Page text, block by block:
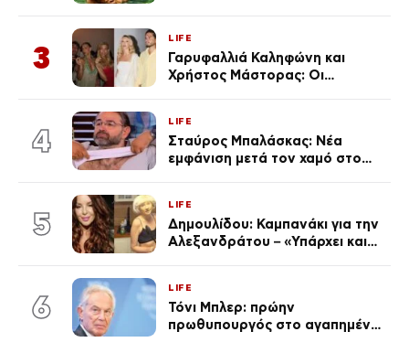
3
LIFE
Γαρυφαλλιά Καληφώνη και
Χρήστος Μάστορας: Οι
απαρατήρητη
4
LIFE
Σταύρος Μπαλάσκας: Νέα
εμφάνιση μετά τον χαμό στο
5
LIFE
Δημουλίδου: Καμπανάκι για την
Αλεξανδράτου – «Υπάρχει και
6
LIFE
Τόνι Μπλερ: πρώην
πρωθυπουργός στο αγαπημένο